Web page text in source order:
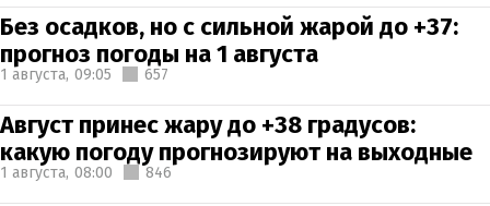
Без осадков, но с сильной жарой до +37:
прогноз погоды на 1 августа
1 августа, 09:05 657
Август принес жару до +38 градусов:
какую погоду прогнозируют на выходные
1 августа, 08:00 846